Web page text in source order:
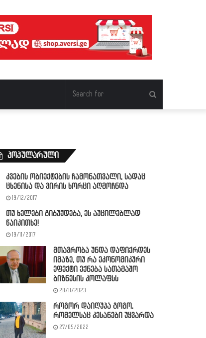
პოპულარული
კვების ობიექტების ჩამონათვალი, სადაც
ცხენისა და ვირის ხორცი აღმოჩნდა
19/12/2017
თუ ხელები გიბუჟდება, ეს აუცილებლად
წაიკითხე!
19/11/2017
მთავრობა უნდა დაფიქრდეს
იმაზე, თუ რა ეკონომიკური
ეფექტი ექნება სათამაშო
ბიზნესის კოლაფსს
28/11/2023
როგორ დაიღუპა გოგო,
რომელსაც კესანები უყვარდა
27/05/2022